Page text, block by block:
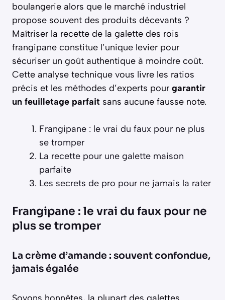
boulangerie alors que le marché industriel
propose souvent des produits décevants ?
Maîtriser la recette de la galette des rois
frangipane constitue l’unique levier pour
sécuriser un goût authentique à moindre coût.
Cette analyse technique vous livre les ratios
précis et les méthodes d’experts pour garantir
un feuilletage parfait sans aucune fausse note.
Frangipane : le vrai du faux pour ne plus
se tromper
La recette pour une galette maison
parfaite
Les secrets de pro pour ne jamais la rater
Frangipane : le vrai du faux pour ne
plus se tromper
La crème d’amande : souvent confondue,
jamais égalée